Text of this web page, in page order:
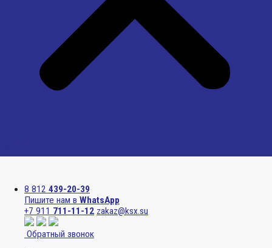
8 812 439-20-39
Пишите нам в WhatsApp
+7 911 711-11-12 zakaz@ksx.su
Обратный звонок